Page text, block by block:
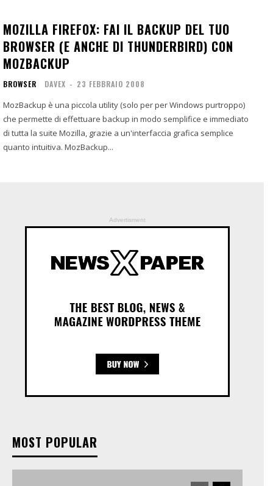
MOZILLA FIREFOX: FAI IL BACKUP DEL TUO
BROWSER (E ANCHE DI THUNDERBIRD) CON
MOZBACKUP
BROWSER DAVEX - 23 FEBBRAIO 2008
MozBackup è una piccola utility (solo per per Windows purtroppo)
che permette di effettuare backup in modo semplifice e immediato
di tutta la suite Mozilla, grazie a un'interfaccia grafica semplice
quanto intuitiva. MozBackup...
Advertisment
MOST POPULAR